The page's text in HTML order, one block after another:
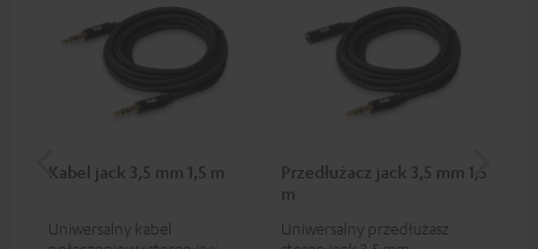
Kabel jack 3,5 mm 1,5 m
Uniwersalny kabel
Przedłużacz jack 3,5 mm 1,5
m
Uniwersalny przedłużasz